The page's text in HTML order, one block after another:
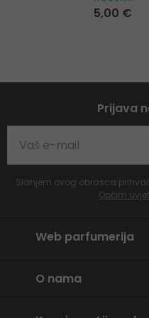
5,00 €
Prijava
Slanjem ovog obrasca
Općim
Web parfumerija
O nama